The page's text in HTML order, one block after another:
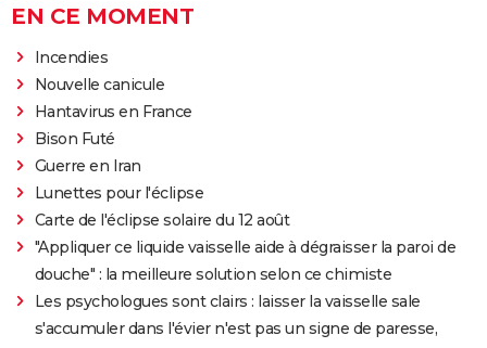
EN CE MOMENT
Incendies
Nouvelle canicule
Hantavirus en France
Bison Futé
Guerre en Iran
Lunettes pour l'éclipse
Carte de l'éclipse solaire du 12 août
"Appliquer ce liquide vaisselle aide à dégraisser la paroi de
douche" : la meilleure solution selon ce chimiste
Les psychologues sont clairs : laisser la vaisselle sale
s'accumuler dans l'évier n'est pas un signe de paresse,